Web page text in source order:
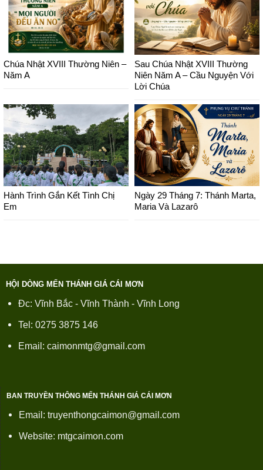
Chúa Nhật XVIII Thường Niên –
Năm A
Sau Chúa Nhật XVIII Thường
Niên Năm A – Cầu Nguyện Với
Lời Chúa
Hành Trình Gắn Kết Tình Chị
Em
Ngày 29 Tháng 7: Thánh Marta,
Maria Và Lazarô
HỘI DÒNG MẾN THÁNH GIÁ CÁI MƠN
Đc: Vĩnh Bắc - Vĩnh Thành - Vĩnh Long
Tel: 0275 3875 146
Email: caimonmtg@gmail.com
BAN TRUYỀN THÔNG MẾN THÁNH GIÁ CÁI MƠN
Email: truyenthongcaimon@gmail.com
Website: mtgcaimon.com